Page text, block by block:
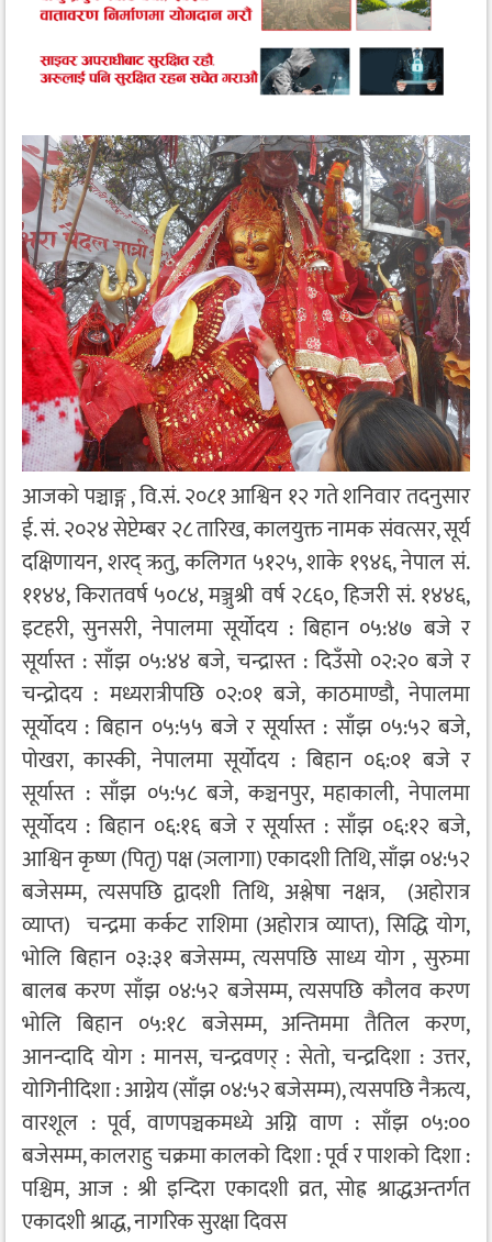
आजको पञ्चाङ्ग , वि.सं. २०८१ आश्विन १२ गते शनिवार तदनुसार
ई. सं. २०२४ सेप्टेम्बर २८ तारिख, कालयुक्त नामक संवत्सर, सूर्य
दक्षिणायन, शरद् ऋतु, कलिगत ५१२५, शाके १९४६, नेपाल सं.
११४४, किरातवर्ष ५०८४, मञ्जुश्री वर्ष २८६०, हिजरी सं. १४४६,
इटहरी, सुनसरी, नेपालमा सूर्योदय : बिहान ०५:४७ बजे र
सूर्यास्त : साँझ ०५:४४ बजे, चन्द्रास्त : दिउँसो ०२:२० बजे र
चन्द्रोदय : मध्यरात्रीपछि ०२:०१ बजे, काठमाण्डौ, नेपालमा
सूर्योदय : बिहान ०५:५५ बजे र सूर्यास्त : साँझ ०५:५२ बजे,
पोखरा, कास्की, नेपालमा सूर्योदय : बिहान ०६:०१ बजे र
सूर्यास्त : साँझ ०५:५८ बजे, कञ्चनपुर, महाकाली, नेपालमा
सूर्योदय : बिहान ०६:१६ बजे र सूर्यास्त : साँझ ०६:१२ बजे,
आश्विन कृष्ण (पितृ) पक्ष (ञलागा) एकादशी तिथि, साँझ ०४:५२
बजेसम्म, त्यसपछि द्वादशी तिथि, अश्लेषा नक्षत्र, (अहोरात्र
व्याप्त) चन्द्रमा कर्कट राशिमा (अहोरात्र व्याप्त), सिद्धि योग,
भोलि बिहान ०३:३१ बजेसम्म, त्यसपछि साध्य योग , सुरुमा
बालब करण साँझ ०४:५२ बजेसम्म, त्यसपछि कौलव करण
भोलि बिहान ०५:१८ बजेसम्म, अन्तिममा तैतिल करण,
आनन्दादि योग : मानस, चन्द्रवणर् : सेतो, चन्द्रदिशा : उत्तर,
योगिनीदिशा : आग्नेय (साँझ ०४:५२ बजेसम्म), त्यसपछि नैऋत्य,
वारशूल : पूर्व, वाणपञ्चकमध्ये अग्नि वाण : साँझ ०५:००
बजेसम्म, कालराहु चक्रमा कालको दिशा : पूर्व र पाशको दिशा :
पश्चिम, आज : श्री इन्दिरा एकादशी व्रत, सोह्र श्राद्धअन्तर्गत
एकादशी श्राद्ध, नागरिक सुरक्षा दिवस